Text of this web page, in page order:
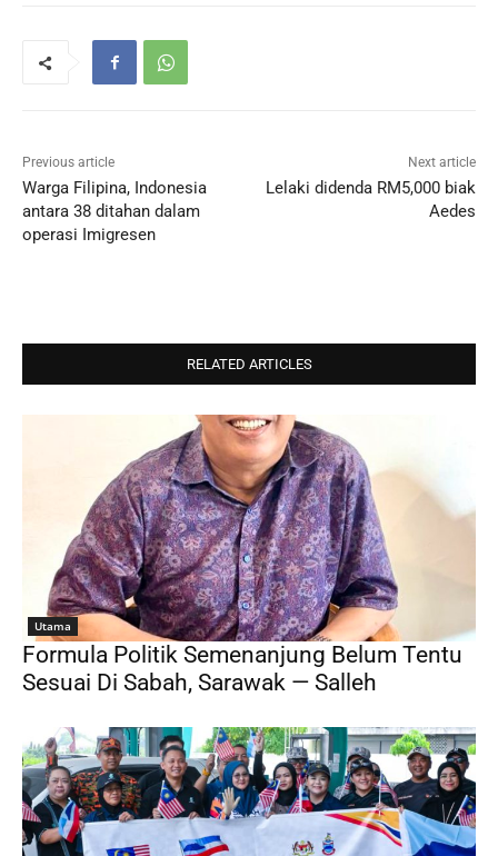
Previous article
Warga Filipina, Indonesia
antara 38 ditahan dalam
operasi Imigresen
Next article
Lelaki didenda RM5,000 biak
Aedes
RELATED ARTICLES
Utama
Formula Politik Semenanjung Belum Tentu
Sesuai Di Sabah, Sarawak — Salleh